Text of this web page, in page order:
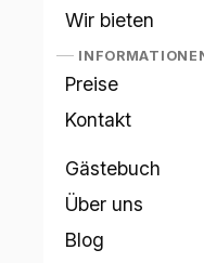
Offriamo
INFORMAZIONI
Prezzi
contatto
Libro degli ospiti
Chi siamo
Blog